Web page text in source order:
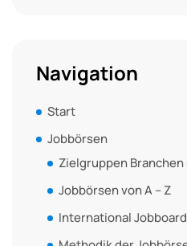
Navigation
Start
Jobbörsen
Zielgruppen Branchen
Jobbörsen von A – Z
International